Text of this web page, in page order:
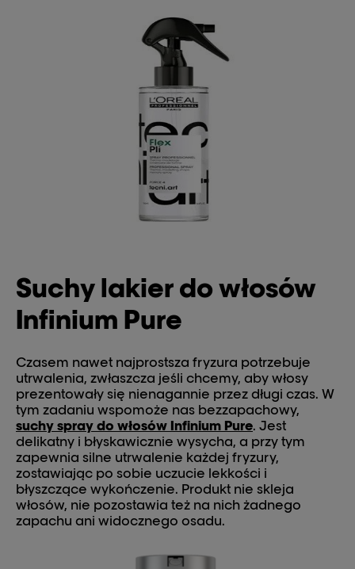
Suchy lakier do włosów
Infinium Pure
Czasem nawet najprostsza fryzura potrzebuje
utrwalenia, zwłaszcza jeśli chcemy, aby włosy
prezentowały się nienagannie przez długi czas. W
tym zadaniu wspomoże nas bezzapachowy,
suchy spray do włosów Infinium Pure. Jest
delikatny i błyskawicznie wysycha, a przy tym
zapewnia silne utrwalenie każdej fryzury,
zostawiając po sobie uczucie lekkości i
błyszczące wykończenie. Produkt nie skleja
włosów, nie pozostawia też na nich żadnego
zapachu ani widocznego osadu.